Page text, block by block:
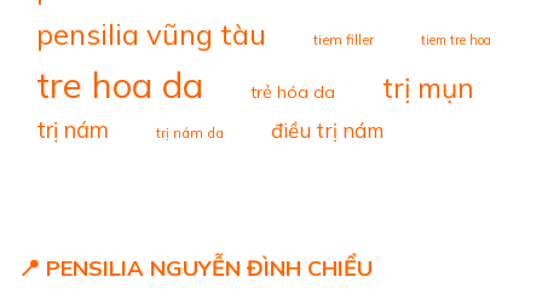
pensilia vũng tàu tiem filler tiem tre hoa
tre hoa da trẻ hóa da trị mụn
trị nám trị nám da điều trị nám
📍 PENSILIA NGUYỄN ĐÌNH CHIỂU